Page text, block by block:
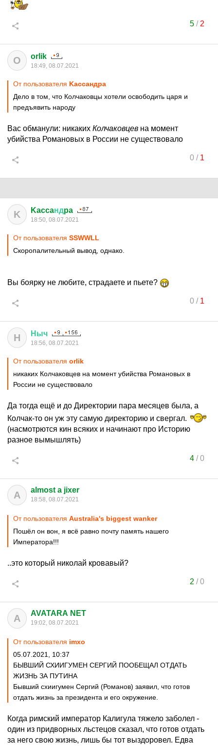
5/ 2
O orlik
18:49, 08.07.2021
От пользователя Kaccaндpa
Дело в том, что Колчаковцы хотели освободить царя и
предъявить народу
Вас обманули: никаких Колчаковцев на момент
убийства Романовых в России не существовало
0/ 1
K Kaccaндpa
18:50, 08.07.2021
От пользователя SSWWLL
Скоропалительный вывод, однако.
Вы боярку не любите, страдаете и пьете?
0/ 1
Н Ныч
18:56, 08.07.2021
От пользователя orlik
никаких Колчаковцев на момент убийства Романовых в
России не существовало
Да тогда ещё и до Директории пара месяцев была, а
Колчак-то он уж эту самую директорию и свергал.
(насмотрются кин всяких и начинают про Историю
разное вымышлять)
4/0
A almost a jixer
18:58, 08.07.2021
От пользователя Australia's biggest wanker
Пошёл он вон, я всё равно почту память нашего
Императора!!!
..это который николай кровавый?
2 /0
A AVATARA NET
19:02, 08.07.2021
От пользователя imxo
05.07.2021, 10:37
БЫВШИЙ СХИИГУМЕН СЕРГИЙ ПООБЕЩАЛ ОТДАТЬ
ЖИЗНЬ ЗА ПУТИНА
Бывший схиигумен Сергий (Романов) заявил, что готов
отдать жизнь за президента и его окружение.
Когда римский император Калигула тяжело заболел -
один из придворных льстецов сказал, что готов отдать
за него свою жизнь, лишь бы тот выздоровел. Едва